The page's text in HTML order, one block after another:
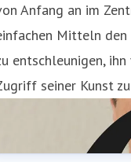
Anfang an im
Mitteln den
entschleunigen,
seiner Kunst